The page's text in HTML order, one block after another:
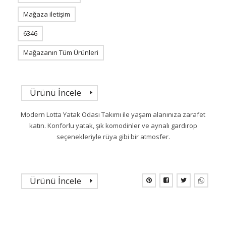
Mağaza iletişim
6346
Mağazanın Tüm Ürünleri
Ürünü İncele
Modern Lotta Yatak Odası Takımı ile yaşam alanınıza zarafet
katın. Konforlu yatak, şık komodinler ve aynalı gardırop
seçenekleriyle rüya gibi bir atmosfer.
Ürünü İncele